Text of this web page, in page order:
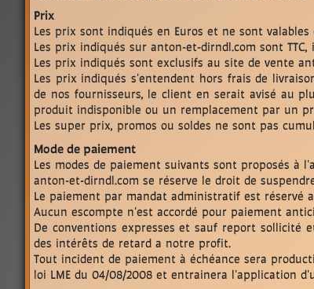
Prix
Les prix sont indiqués en Euros et ne sont
Les prix indiqués sur anton-et-dirndl.com sont
Les prix indiqués sont exclusifs au site de vente
Les prix indiqués s'entendent hors frais de
de nos fournisseurs, le client en serait avisé au
produit indisponible ou un remplacement par un
Les super prix, promos ou soldes ne sont pas
Mode de paiement
Les modes de paiement suivants sont proposés à
anton-et-dirndl.com se réserve le droit de
Le paiement par mandat administratif est réservé
Aucun escompte n'est accordé pour paiement
De conventions expresses et sauf report sollicité
des intérêts de retard a notre profit.
Tout incident de paiement à échéance sera
loi LME du 04/08/2008 et entrainera l'application